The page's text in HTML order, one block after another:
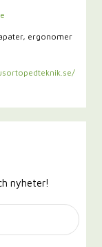
ergonomer
nyheter!